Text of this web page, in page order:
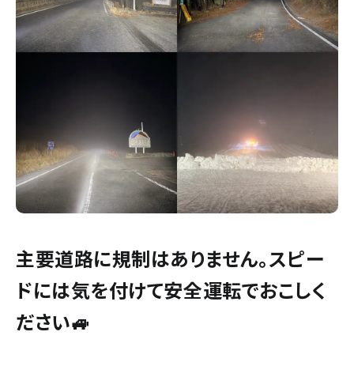
主要道路に規制はありません。スピー
ドには気を付けて安全運転でおこしく
ださい🚙